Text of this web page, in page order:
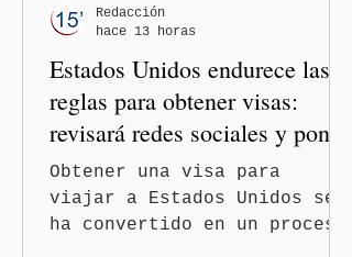
— es importante que México
tenga relaciones
diplomáticas con el mu
Estados Unidos endurece las
reglas para obtener visas:
revisará redes sociales y pone
freno al Turismo de
Nacimiento
Obtener una visa para
viajar a Estados Unidos se
ha convertido en un proceso
Redacción
hace 13 horas